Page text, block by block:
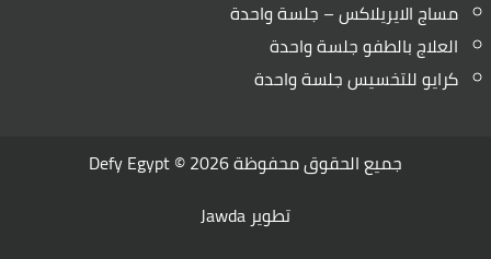
مساج الايريلاكس – جلسة واحدة
العلاج بالطفو جلسة واحدة
كرايو للتخسيس جلسة واحدة
جميع الحقوق محفوظة 2026 ©
Defy Egypt
تطوير Jawda